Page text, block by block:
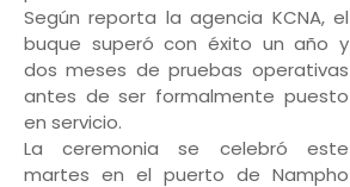
Según reporta la agencia KCNA, el
buque superó con éxito un año y
dos meses de pruebas operativas
antes de ser formalmente puesto
en servicio.
La ceremonia se celebró este
martes en el puerto de Nampho